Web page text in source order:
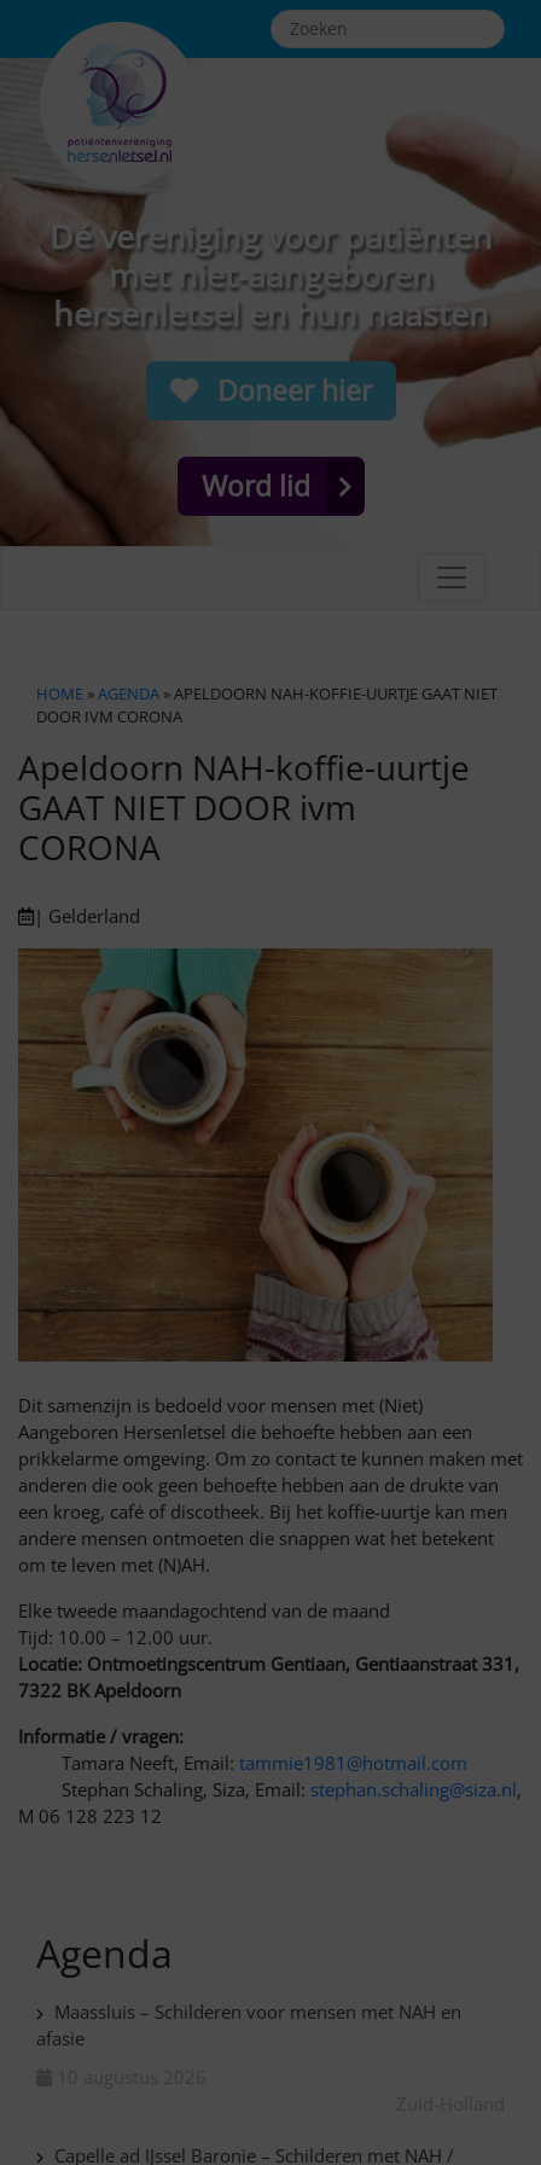
Dé vereniging voor patiënten
met niet-aangeboren
hersenletsel en hun naasten
Doneer hier
Word lid
HOME »AGENDA » APELDOORN NAH-KOFFIE-UURTJE GAAT NIET
DOOR IVM CORONA
Apeldoorn NAH-koffie-uurtje
GAAT NIET DOOR ivm
CORONA
| Gelderland
Dit samenzijn is bedoeld voor mensen met (Niet)
Aangeboren Hersenletsel die behoefte hebben aan een
prikkelarme omgeving. Om zo contact te kunnen maken met
anderen die ook geen behoefte hebben aan de drukte van
een kroeg, café of discotheek. Bij het koffie-uurtje kan men
andere mensen ontmoeten die snappen wat het betekent
om te leven met (N)AH.
Elke tweede maandagochtend van de maand
Tijd: 10.00 – 12.00 uur.
Locatie: Ontmoetingscentrum Gentiaan, Gentiaanstraat 331,
7322 BK Apeldoorn
Informatie / vragen:
Tamara Neeft, Email: tammie1981@hotmail.com
Stephan Schaling, Siza, Email: stephan.schaling@siza.nl,
M 06 128 223 12
Agenda
Maassluis – Schilderen voor mensen met NAH en
afasie
Capelle ad IJssel Baronie – Schilderen met NAH /